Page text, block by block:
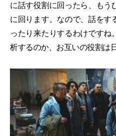
に話す役割に回ったら、もう
に回ります。なので、話をす
ったり来たりするわけですね
析するのか、お互いの役割は